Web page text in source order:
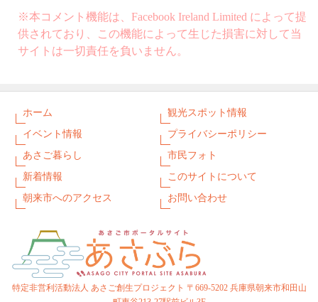
※本コメント機能は、Facebook Ireland Limited によって提
供されており、この機能によって生じた損害に対して当
サイトは一切責任を負いません。
ホーム
観光スポット情報
イベント情報
プライバシーポリシー
あさご暮らし
市民フォト
新着情報
このサイトについて
朝来市へのアクセス
お問い合わせ
特定非営利活動法人 あさご創生プロジェクト 〒669-5202 兵庫県朝来市和田山